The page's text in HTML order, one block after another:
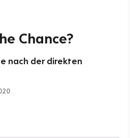
Chance?
nach der direkten